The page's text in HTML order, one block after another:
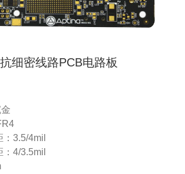
细密线路PCB电路板
3.5/4mil
4/3.5mil